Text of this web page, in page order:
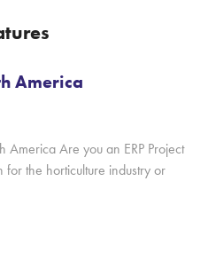
America
Are you an ERP Project
the horticulture industry or